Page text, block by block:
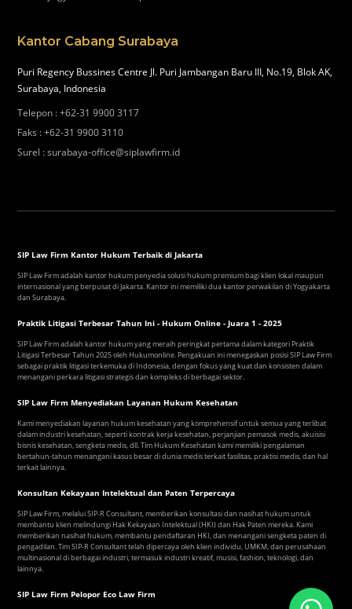
Kantor Cabang Surabaya
Puri Regency Bussines Centre Jl. Puri Jambangan Baru III, No.19, Blok AK,
Surabaya, Indonesia
Telepon :+62-31 9900 3117
Faks :+62-31 9900 3110
Surel :surabaya-office@siplawfirm.id
SIP Law Firm Kantor Hukum Terbaik di Jakarta
SIP Law Firm adalah kantor hukum penyedia solusi hukum premium bagi klien lokal maupun
internasional yang berpusat di Jakarta. Kantor ini memiliki dua kantor perwakilan di Yogyakarta
dan Surabaya.
Praktik Litigasi Terbesar Tahun Ini - Hukum Online - Juara 1 - 2025
SIP Law Firm adalah kantor hukum yang meraih peringkat pertama dalam kategori Praktik
Litigasi Terbesar Tahun 2025 oleh Hukumonline. Pengakuan ini menegaskan posisi SIP Law Firm
sebagai praktik litigasi terkemuka di Indonesia, dengan fokus yang kuat dan konsisten dalam
menangani perkara litigasi strategis dan kompleks di berbagai sektor.
SIP Law Firm Menyediakan Layanan Hukum Kesehatan
Kami menyediakan layanan hukum kesehatan yang komprehensif untuk semua yang terlibat
dalam industri kesehatan, seperti kontrak kerja kesehatan, perjanjian pemasok medis, akuisisi
bisnis kesehatan, sengketa medis, dll. Tim Hukum Kesehatan kami memiliki pengalaman
bertahun-tahun menangani kasus besar di dunia medis terkait fasilitas, praktisi medis, dan hal
terkait lainnya.
Konsultan Kekayaan Intelektual dan Paten Terpercaya
SIP Law Firm, melalui SIP-R Consultant, memberikan konsultasi dan nasihat hukum untuk
membantu klien melindungi Hak Kekayaan Intelektual (HKI) dan Hak Paten mereka. Kami
memberikan nasihat hukum, membantu pendaftaran HKI, dan menangani sengketa paten di
pengadilan. Tim SIP-R Consultant telah dipercaya oleh klien individu, UMKM, dan perusahaan
multinasional di berbagai industri, termasuk industri kreatif, musisi, fashion, teknologi, dan
lainnya.
SIP Law Firm Pelopor Eco Law Firm